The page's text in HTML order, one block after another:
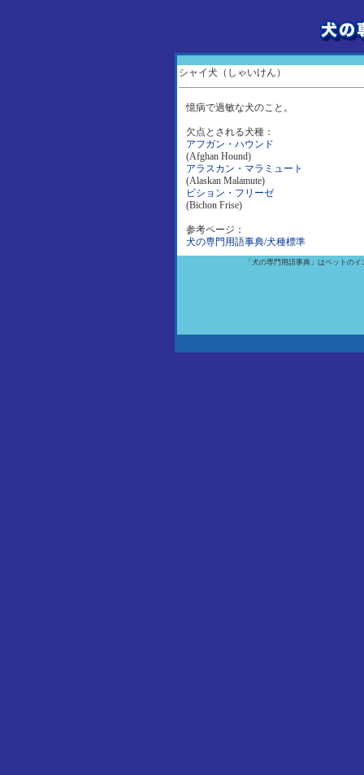
シャイ犬（しゃいけん）
憶病で過敏な犬のこと。
欠点とされる犬種：
アフガン・ハウンド
(Afghan Hound)
アラスカン・マラミュート
(Alaskan Malamute)
ビション・フリーゼ
(Bichon Frise)
参考ページ：
犬の専門用語事典/犬種標準
「犬の専門用語事典」はペットの